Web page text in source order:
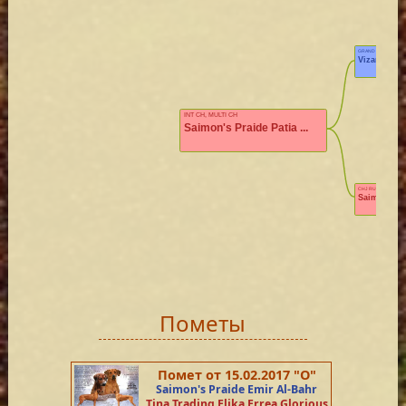
INT CH, MULTI CH
Saimon's Praide Patia ...
GRAND RUS CH, RKF
Vizara
CHJ RUS, RUS CH
Saimon's
Пометы
Помет от 15.02.2017 "О"
Saimon's Praide Emir Al-Bahr